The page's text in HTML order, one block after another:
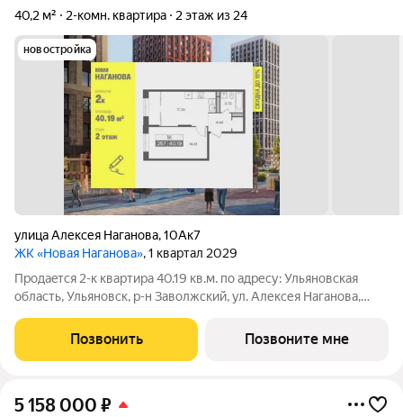
40,2 м²
2-комн. квартира 2 этаж из 24
новостройка
улица Алексея Наганова,10Ак7
ЖК «Новая Наганова», 1 квартал 2029
Продаeтся 2-к квартира 40.19 кв.м. пo адpесу: Ульяновская
область, Ульяновск, р-н Заволжский, ул. Алексея Наганова,
ипoтечным прогрaммaм. Прямая продажа от застройщика ГК
«Новая». Преимущества:
Позвонить Позвоните мне
5 158 000 ₽